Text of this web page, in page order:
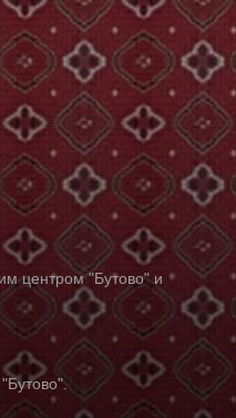
центром "Бутово" и